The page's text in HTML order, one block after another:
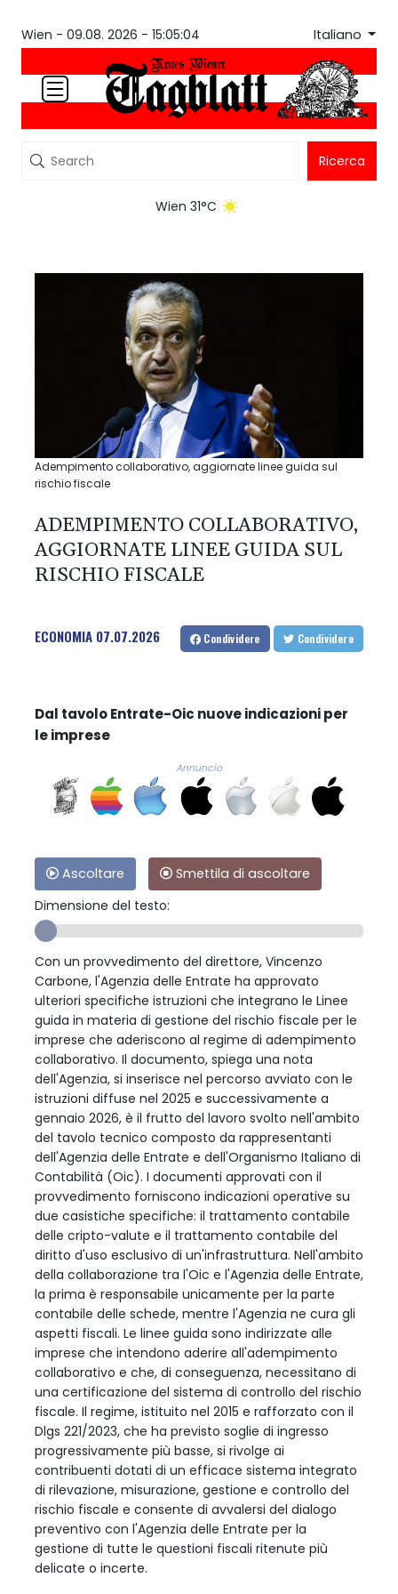
Wien - 09.08. 2026 - 15:05:04 Italiano
Ricerca
Wien 31°C
Adempimento collaborativo, aggiornate linee guida sul
rischio fiscale
ADEMPIMENTO COLLABORATIVO,
AGGIORNATE LINEE GUIDA SUL
RISCHIO FISCALE
ECONOMIA 07.07.2026 Condividere Condividere
Dal tavolo Entrate-Oic nuove indicazioni per
le imprese
Annuncio
Ascoltare
Smettila di ascoltare
Dimensione del testo:
Con un provvedimento del direttore, Vincenzo
Carbone, l'Agenzia delle Entrate ha approvato
ulteriori specifiche istruzioni che integrano le Linee
guida in materia di gestione del rischio fiscale per le
imprese che aderiscono al regime di adempimento
collaborativo. Il documento, spiega una nota
dell'Agenzia, si inserisce nel percorso avviato con le
istruzioni diffuse nel 2025 e successivamente a
gennaio 2026, è il frutto del lavoro svolto nell'ambito
del tavolo tecnico composto da rappresentanti
dell'Agenzia delle Entrate e dell'Organismo Italiano di
Contabilità (Oic). I documenti approvati con il
provvedimento forniscono indicazioni operative su
due casistiche specifiche: il trattamento contabile
delle cripto-valute e il trattamento contabile del
diritto d'uso esclusivo di un'infrastruttura. Nell'ambito
della collaborazione tra l'Oic e l'Agenzia delle Entrate,
la prima è responsabile unicamente per la parte
contabile delle schede, mentre l'Agenzia ne cura gli
aspetti fiscali. Le linee guida sono indirizzate alle
imprese che intendono aderire all'adempimento
collaborativo e che, di conseguenza, necessitano di
una certificazione del sistema di controllo del rischio
fiscale. Il regime, istituito nel 2015 e rafforzato con il
Dlgs 221/2023, che ha previsto soglie di ingresso
progressivamente più basse, si rivolge ai
contribuenti dotati di un efficace sistema integrato
di rilevazione, misurazione, gestione e controllo del
rischio fiscale e consente di avvalersi del dialogo
preventivo con l'Agenzia delle Entrate per la
gestione di tutte le questioni fiscali ritenute più
delicate o incerte.